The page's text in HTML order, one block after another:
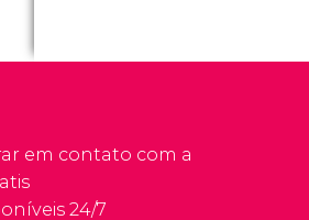
em contato com a
24/7